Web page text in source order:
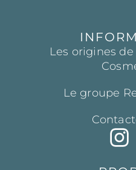
Les origines
Le groupe